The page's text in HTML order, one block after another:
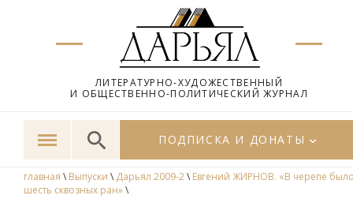
ЛИТЕРАТУРНО-ХУДОЖЕСТВЕННЫЙ
И ОБЩЕСТВЕННО-ПОЛИТИЧЕСКИЙ ЖУРНАЛ
ПОДПИСКА И ДОНАТЫ
главная \ Выпуски \ Дарьял 2009-2\ Евгений ЖИРНОВ. «В черепе
шесть сквозных ран»\